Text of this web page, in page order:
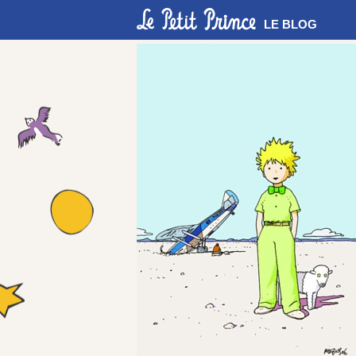
LE BLOG